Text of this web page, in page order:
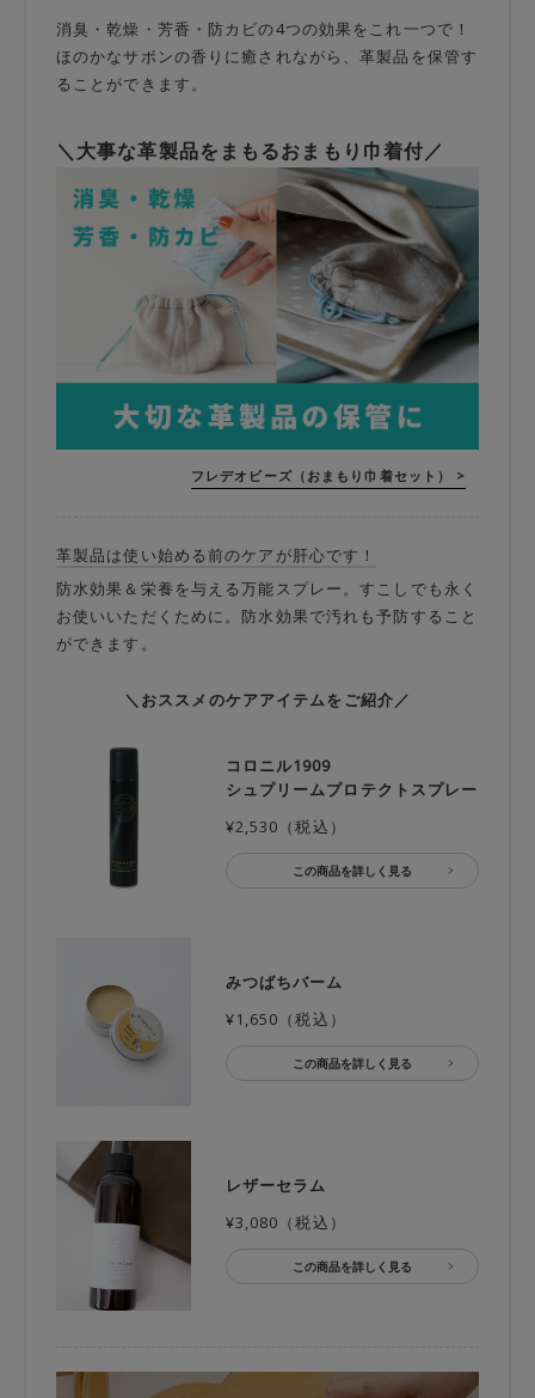
消臭・乾燥・芳香・防カビの4つの効果をこれ一つで！
ほのかなサボンの香りに癒されながら、革製品を保管す
ることができます。
＼大事な革製品をまもるおまもり巾着付／
フレデオビーズ（おまもり巾着セット） >
革製品は使い始める前のケアが肝心です！
防水効果＆栄養を与える万能スプレー。すこしでも永く
お使いいただくために。防水効果で汚れも予防すること
ができます。
＼おススメのケアアイテムをご紹介／
コロニル1909
シュプリームプロテクトスプレー
¥2,530（税込）
この商品を詳しく見る
みつばちバーム
¥1,650（税込）
この商品を詳しく見る
レザーセラム
¥3,080（税込）
この商品を詳しく見る